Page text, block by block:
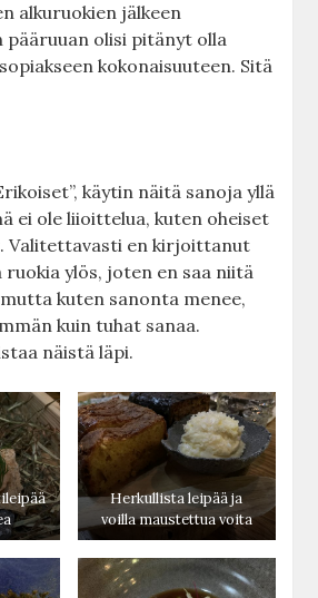
alkuruokien jälkeen
pääruuan olisi pitänyt olla
kokonaisuuteen. Sitä
käytin näitä sanoja yllä
ei ole liioittelua, kuten oheiset
Valitettavasti en kirjoittanut
ylös, joten en saa niitä
kuten sanonta menee,
kuin tuhat sanaa.
näistä läpi.
Herkullista leipää ja
voilla maustettua voita